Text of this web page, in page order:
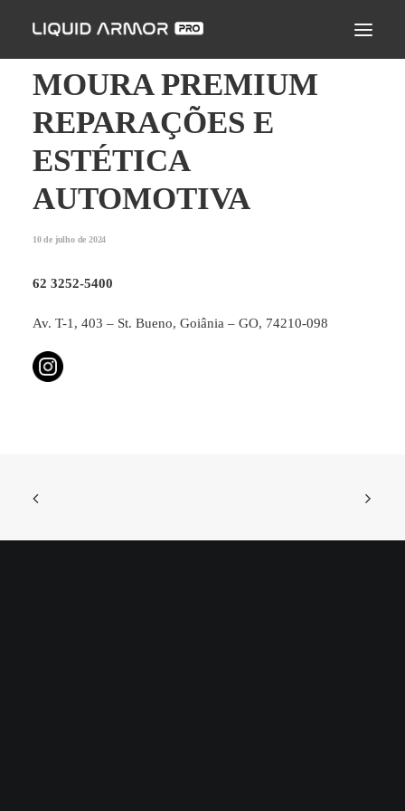
LIQUID ARMOR PRO
MODO DE APLICAÇÃO
SEJA UM PARCEIRO CERTIFICADO
ENCONTRE UM APLICADOR
PERGUNTAS FREQUENTES
MOURA PREMIUM
REPARAÇÕES E
ESTÉTICA
AUTOMOTIVA
10 de julho de 2024
62 3252-5400
Av. T-1, 403 – St. Bueno, Goiânia – GO, 74210-098